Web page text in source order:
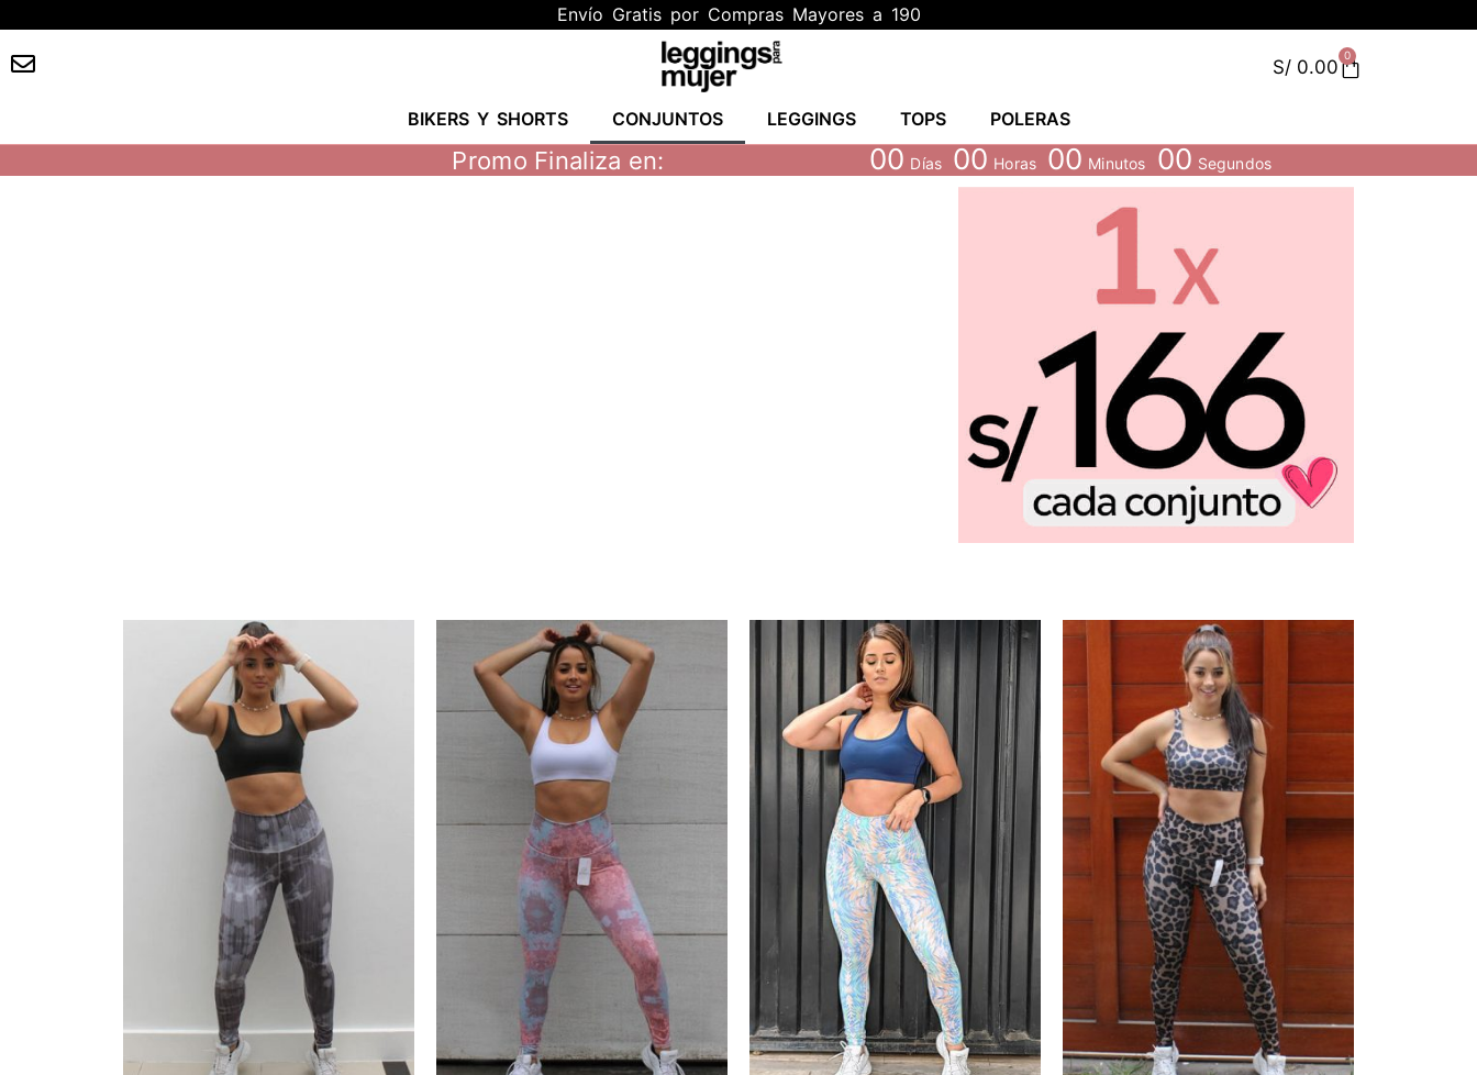
Envío Gratis por Compras Mayores a 190
S/ 0.00
0
BIKERS Y SHORTS CONJUNTOS LEGGINGS TOPS POLERAS
Promo Finaliza en: 00 Días 00 Horas 00 Minutos 00 Segundos